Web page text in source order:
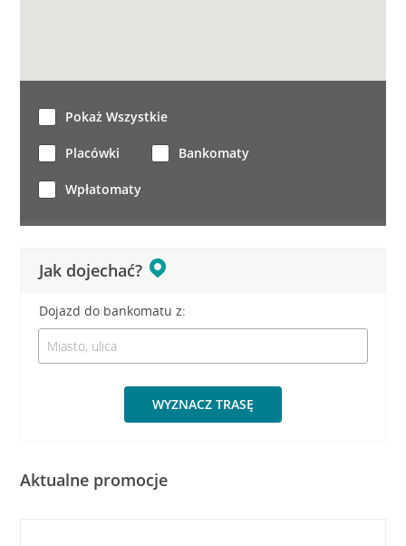
Jak dojechać?
Dojazd do bankomatu z:
WYZNACZ TRASĘ
Pokaż Wszystkie
Placówki Bankomaty
Wpłatomaty
Aktualne promocje